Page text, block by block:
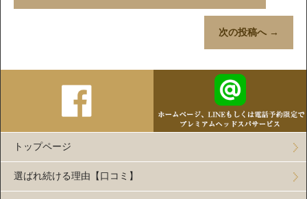
次の投稿へ →
トップページ
選ばれ続ける理由【口コミ】